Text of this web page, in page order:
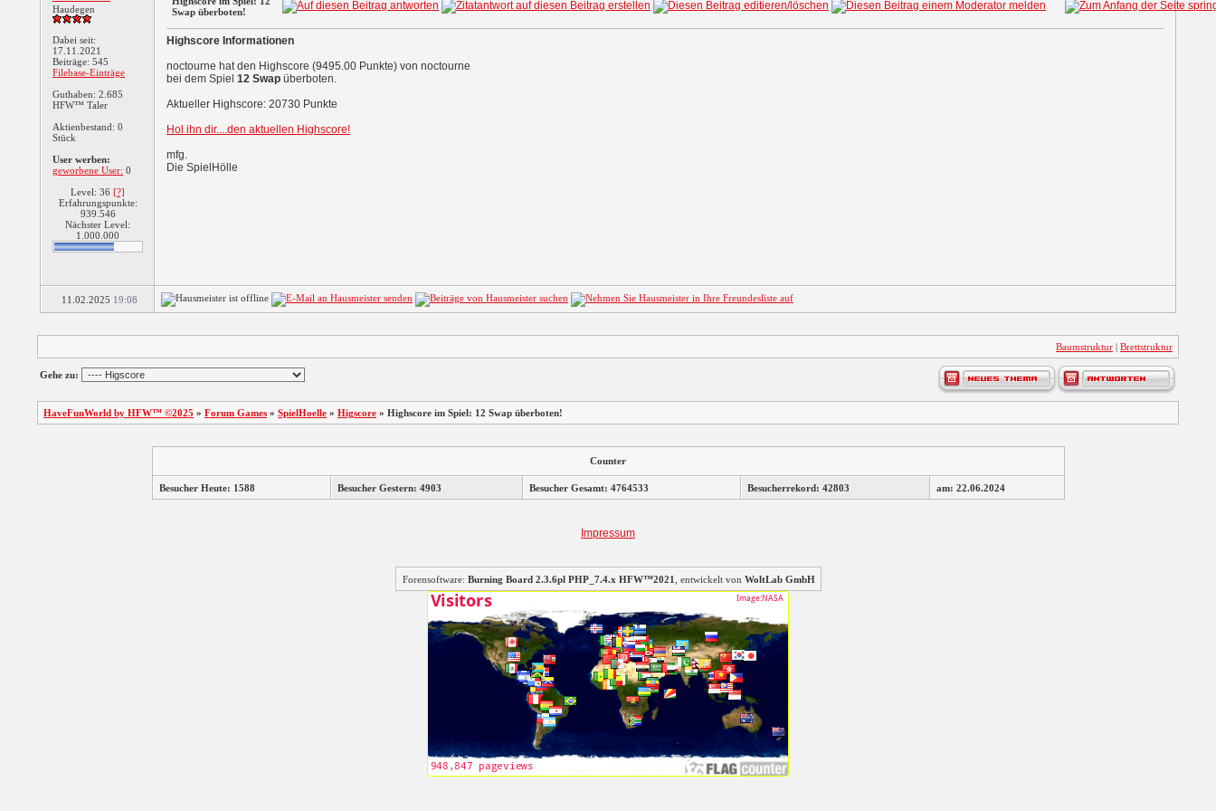
Haudegen
Dabei seit:
17.11.2021
Beiträge: 545
Filebase-Einträge
Guthaben: 2.685
HFW™ Taler
Aktienbestand: 0
Stück
User werben:
geworbene User: 0
Level: 36 [?]
Erfahrungspunkte:
939.546
Nächster Level:
1.000.000
Swap überboten!
Highscore Informationen
noctourne hat den Highscore (9495.00 Punkte) von noctourne
bei dem Spiel 12 Swap überboten.
Aktueller Highscore: 20730 Punkte
Hol ihn dir....den aktuellen Highscore!
mfg.
Die SpielHölle
11.02.2025 19:08
Baumstruktur | Brettstruktur
Gehe zu:
HaveFunWorld by HFW™ ©2025 » Forum Games » SpielHoelle » Higscore » Highscore im Spiel: 12 Swap überboten!
Counter
Besucher Heute: 1588 Besucher Gestern: 4903 Besucher Gesamt: 4764533 Besucherrekord: 42803 am: 22.06.2024
Impressum
Forensoftware: Burning Board 2.3.6pl PHP_7.4.x HFW™2021 , entwickelt von WoltLab GmbH